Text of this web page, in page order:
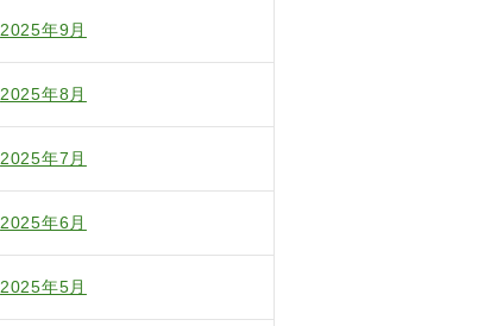
2025年9月
2025年8月
2025年7月
2025年6月
2025年5月